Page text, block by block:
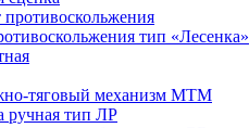
противоскольжения
тип «Лесенка»
тяговый механизм МТМ
ручная тип ЛР